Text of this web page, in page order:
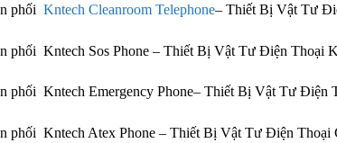
phối Kntech Cleanroom Telephone– Thiết Bị Vật Tư
phối Kntech Sos Phone – Thiết Bị Vật Tư Điện Thoại
phối Kntech Emergency Phone– Thiết Bị Vật Tư
phối Kntech Atex Phone – Thiết Bị Vật Tư Điện